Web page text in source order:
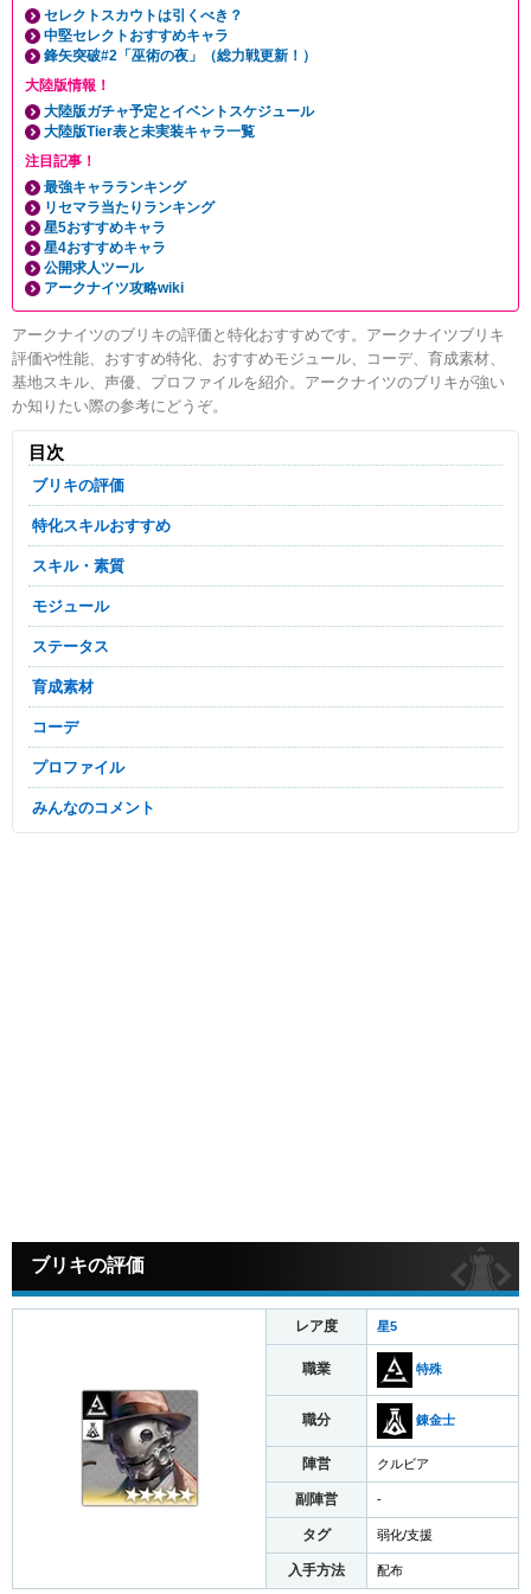
セレクトスカウトは引くべき？
中堅セレクトおすすめキャラ
鋒矢突破#2「巫術の夜」（総力戦更新！）
大陸版情報！
大陸版ガチャ予定とイベントスケジュール
大陸版Tier表と未実装キャラ一覧
注目記事！
最強キャラランキング
リセマラ当たりランキング
星5おすすめキャラ
星4おすすめキャラ
公開求人ツール
アークナイツ攻略wiki
アークナイツのブリキの評価と特化おすすめです。アークナイツブリキ
評価や性能、おすすめ特化、おすすめモジュール、コーデ、育成素材、
基地スキル、声優、プロファイルを紹介。アークナイツのブリキが強い
か知りたい際の参考にどうぞ。
目次
ブリキの評価
特化スキルおすすめ
スキル・素質
モジュール
ステータス
育成素材
コーデ
プロファイル
みんなのコメント
ブリキの評価
レア度 星5
職業 特殊
職分 錬金士
陣営 クルビア
副陣営 -
タグ 弱化/支援
入手方法 配布